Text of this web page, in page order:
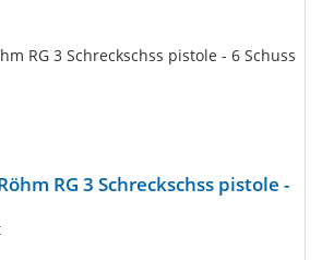
RG 3 Schreckschss pistole -